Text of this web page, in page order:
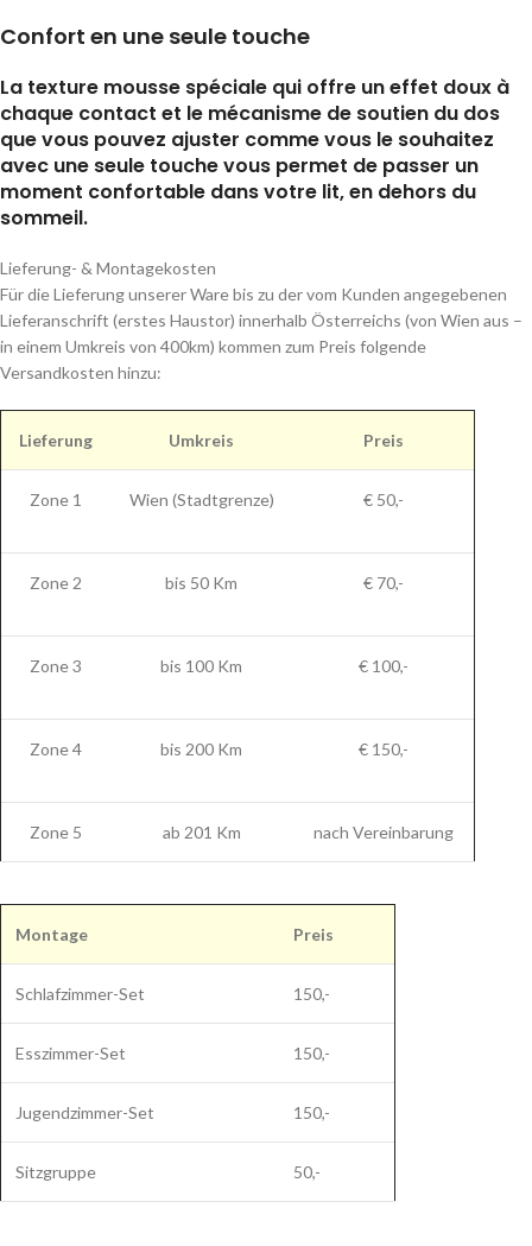
Confort en une seule touche
La texture mousse spéciale qui offre un effet doux à
chaque contact et le mécanisme de soutien du dos
que vous pouvez ajuster comme vous le souhaitez
avec une seule touche vous permet de passer un
moment confortable dans votre lit, en dehors du
sommeil.
Lieferung- & Montagekosten
Für die Lieferung unserer Ware bis zu der vom Kunden angegebenen
Lieferanschrift (erstes Haustor) innerhalb Österreichs (von Wien aus –
in einem Umkreis von 400km) kommen zum Preis folgende
Versandkosten hinzu:
Lieferung Umkreis Preis
Zone 1 Wien (Stadtgrenze) € 50,-
Zone 2 bis 50 Km € 70,-
Zone 3 bis 100 Km € 100,-
Zone 4 bis 200 Km € 150,-
Zone 5 ab 201 Km nach Vereinbarung
Montage Preis
Schlafzimmer-Set 150,-
Esszimmer-Set 150,-
Jugendzimmer-Set 150,-
Sitzgruppe 50,-